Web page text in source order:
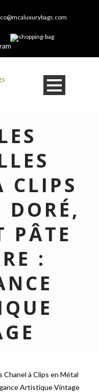
CLIPS
DORÉ,
PÂTE
:
Chanel à Clips en Métal
Artistique Vintage